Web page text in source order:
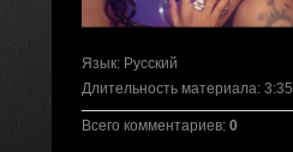
Язык: Русский
Длительность материала: 3:35
Всего комментариев: 0